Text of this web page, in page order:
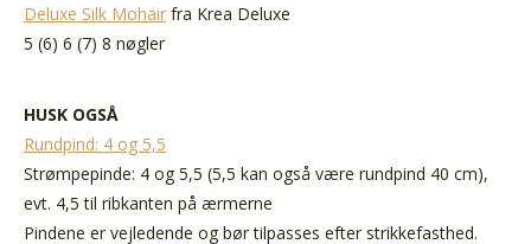
Deluxe Silk Mohair fra Krea Deluxe
5 (6) 6 (7) 8 nøgler
HUSK OGSÅ
Rundpind: 4 og 5,5
Strømpepinde: 4 og 5,5 (5,5 kan også være rundpind 40 cm),
evt. 4,5 til ribkanten på ærmerne
Pindene er vejledende og bør tilpasses efter strikkefasthed.